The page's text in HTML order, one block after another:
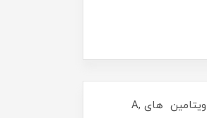
لوسیون بدن آووکادو بی.ام.اس به دلیل داشتن روغن آووکادو که غنی از اسید‌های چرب ضروری مانند لیستین ، امگا 3 و 6، آنتی اکسیدان ها و ویتامین های A,